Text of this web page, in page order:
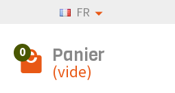
FR
0 Panier
(vide)